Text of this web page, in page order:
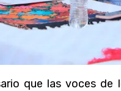
que las voces